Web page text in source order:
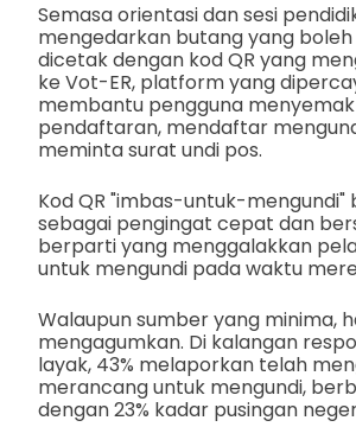
Semasa orientasi dan sesi
mengedarkan butang yang
dicetak dengan kod QR yang
ke Vot-ER, platform yang
membantu pengguna
pendaftaran, mendaftar
meminta surat undi pos.
Kod QR "imbas-untuk-mengundi"
sebagai pengingat cepat dan
berparti yang menggalakkan
untuk mengundi pada waktu
Walaupun sumber yang minima,
mengagumkan. Di kalangan
layak, 43% melaporkan telah
merancang untuk mengundi,
dengan 23% kadar pusingan